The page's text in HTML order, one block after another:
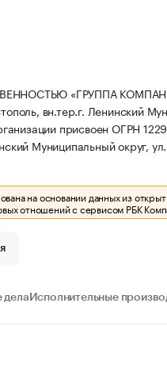
«ГРУППА
вн.тер.г. Ленинский
присвоен ОГРН
Муниципальный округ,
на основании данных из
отношений с сервисом РБК
дела Исполнительные